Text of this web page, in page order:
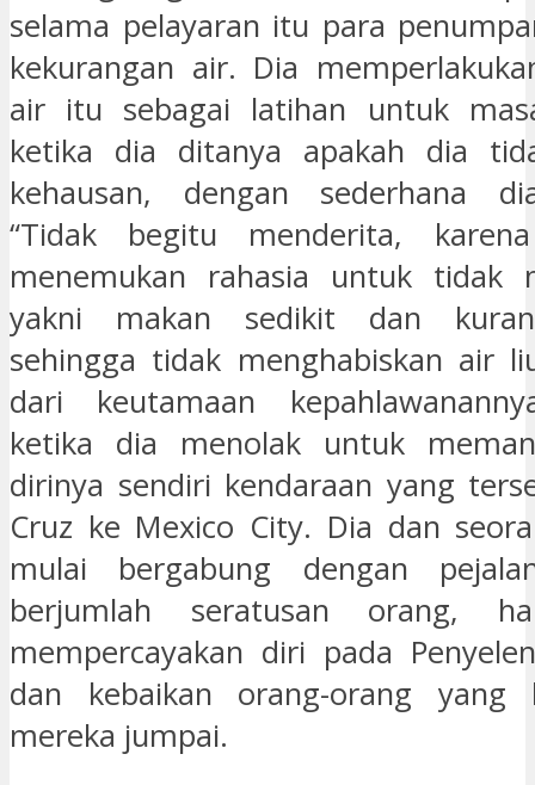
selama pelayaran itu para
kekurangan air. Dia
air itu sebagai latihan untuk
ketika dia ditanya apakah dia
kehausan, dengan sederhana
“Tidak begitu menderita,
menemukan rahasia untuk tidak
yakni makan sedikit dan
sehingga tidak menghabiskan air
dari keutamaan
ketika dia menolak untuk
dirinya sendiri kendaraan yang
Cruz ke Mexico City. Dia dan
mulai bergabung dengan
berjumlah seratusan orang,
mempercayakan diri pada
dan kebaikan orang-orang yang
mereka jumpai.